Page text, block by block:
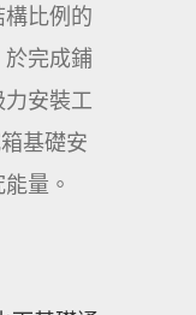
比例的
完成鋪
安裝工
基礎安
量。